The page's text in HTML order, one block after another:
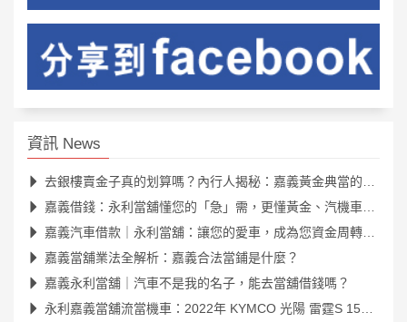
資訊 News
去銀樓賣金子真的划算嗎？內行人揭秘：嘉義黃金典當的隱藏優勢
嘉義借錢：永利當舖懂您的「急」需，更懂黃金、汽機車的真正價值
嘉義汽車借款｜永利當舖：讓您的愛車，成為您資金周轉的最佳夥伴
嘉義當舖業法全解析：嘉義合法當鋪是什麼？
嘉義永利當舖｜汽車不是我的名子，能去當舖借錢嗎？
永利嘉義當舖流當機車：2022年 KYMCO 光陽 雷霆S 150 (SR30JK)